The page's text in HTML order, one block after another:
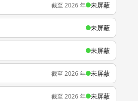
截至 2026 年 未屏蔽
未屏蔽
未屏蔽
截至 2026 年 未屏蔽
截至 2026 年 未屏蔽